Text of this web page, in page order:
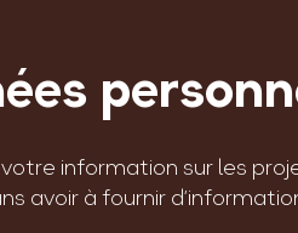
information sur les
avoir à fournir